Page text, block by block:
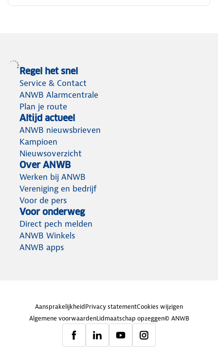
Regel het snel
Service & Contact
ANWB Alarmcentrale
Plan je route
Altijd actueel
ANWB nieuwsbrieven
Kampioen
Nieuwsoverzicht
Over ANWB
Werken bij ANWB
Vereniging en bedrijf
Voor de pers
Voor onderweg
Direct pech melden
ANWB Winkels
ANWB apps
AansprakelijkheidPrivacy statementCookies wijzigen
Algemene voorwaardenLidmaatschap opzeggen© ANWB